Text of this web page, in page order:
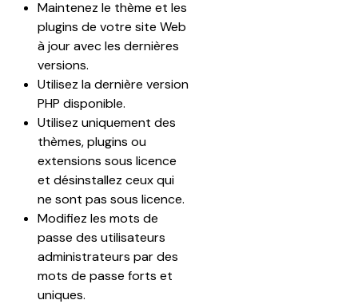
Maintenez le thème et les
plugins de votre site Web
à jour avec les dernières
versions.
Utilisez la dernière version
PHP disponible.
Utilisez uniquement des
thèmes, plugins ou
extensions sous licence
et désinstallez ceux qui
ne sont pas sous licence.
Modifiez les mots de
passe des utilisateurs
administrateurs par des
mots de passe forts et
uniques.